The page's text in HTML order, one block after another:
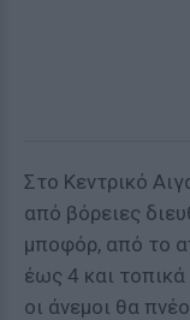
Στο Κεντρικό
από βόρειες
μποφόρ, από το
έως 4 και
οι άνεμοι θα